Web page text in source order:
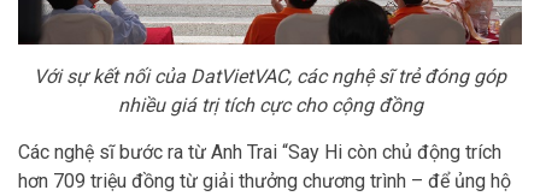
Với sự kết nối của DatVietVAC, các nghệ sĩ trẻ đóng góp
nhiều giá trị tích cực cho cộng đồng
Các nghệ sĩ bước ra từ Anh Trai “Say Hi còn chủ động trích
hơn 709 triệu đồng từ giải thưởng chương trình – để ủng hộ